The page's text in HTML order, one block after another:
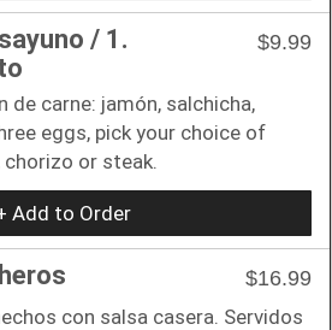
/ 1.
$9.99
de carne: jamón, salchicha,
eggs, pick your choice of
chorizo or steak.
Add to Order
$16.99
con salsa casera. Servidos